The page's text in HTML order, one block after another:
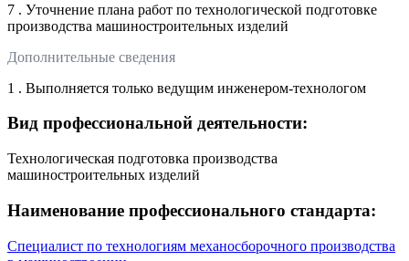
7 . Уточнение плана работ по технологической подготовке
производства машиностроительных изделий
Дополнительные сведения
1 . Выполняется только ведущим инженером-технологом
Вид профессиональной деятельности:
Технологическая подготовка производства
машиностроительных изделий
Наименование профессионального стандарта:
Специалист по технологиям механосборочного производства